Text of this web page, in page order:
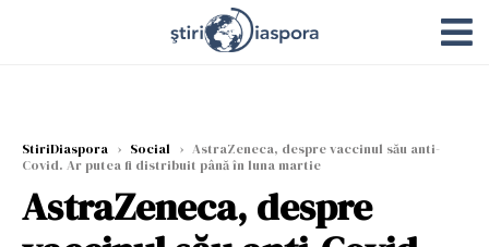
StiriDiaspora › Social › AstraZeneca, despre vaccinul său anti-
Covid. Ar putea fi distribuit până în luna martie
AstraZeneca, despre